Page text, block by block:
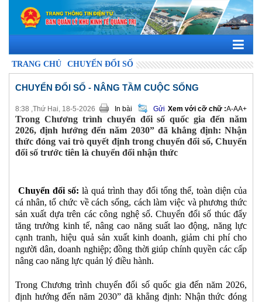
TRANG CHỦ CHUYỂN ĐỔI SỐ
CHUYỂN ĐỔI SỐ - NÂNG TẦM CUỘC SỐNG
8:38 ,Thứ Hai, 18-5-2026 In bài Gửi Xem với cỡ chữ :A-AA+
Trong Chương trình chuyển đổi số quốc gia đến năm
2026, định hướng đến năm 2030” đã khẳng định: Nhận
thức đóng vai trò quyết định trong chuyển đổi số, Chuyển
đổi số trước tiên là chuyển đổi nhận thức
Chuyển đổi số: là quá trình thay đổi tổng thể, toàn diện của
cá nhân, tổ chức về cách sống, cách làm việc và phương thức
sản xuất dựa trên các công nghệ số. Chuyển đổi số thúc đẩy
tăng trưởng kinh tế, nâng cao năng suất lao động, năng lực
cạnh tranh, hiệu quả sản xuất kinh doanh, giảm chi phí cho
người dân, doanh nghiệp; đồng thời giúp chính quyền các cấp
nâng cao năng lực quản lý điều hành.
Trong Chương trình chuyển đổi số quốc gia đến năm 2026,
định hướng đến năm 2030” đã khẳng định: Nhận thức đóng